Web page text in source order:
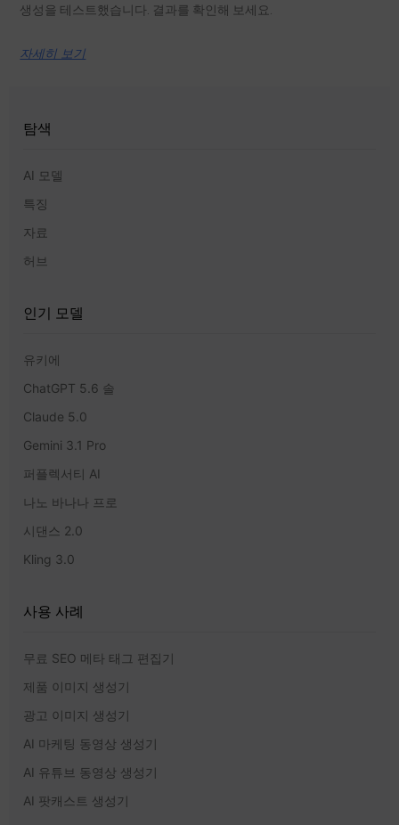
생성을 테스트했습니다. 결과를 확인해 보세요.
자세히 보기
탐색
AI 모델
특징
자료
허브
인기 모델
유키에
ChatGPT 5.6 솔
Claude 5.0
Gemini 3.1 Pro
퍼플렉서티 AI
나노 바나나 프로
시댄스 2.0
Kling 3.0
사용 사례
무료 SEO 메타 태그 편집기
제품 이미지 생성기
광고 이미지 생성기
AI 마케팅 동영상 생성기
AI 유튜브 동영상 생성기
AI 팟캐스트 생성기